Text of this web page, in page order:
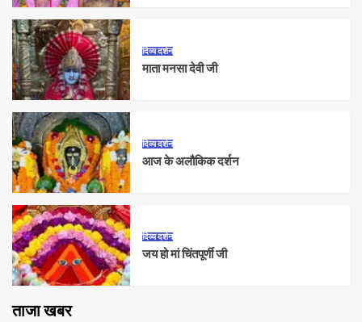
दिव्य दर्शन
माता मनसा देवी जी
दिव्य दर्शन
आज के अलौकिक दर्शन
दिव्य दर्शन
जय हो मां चिंतपूर्णी जी
ताजा खबर